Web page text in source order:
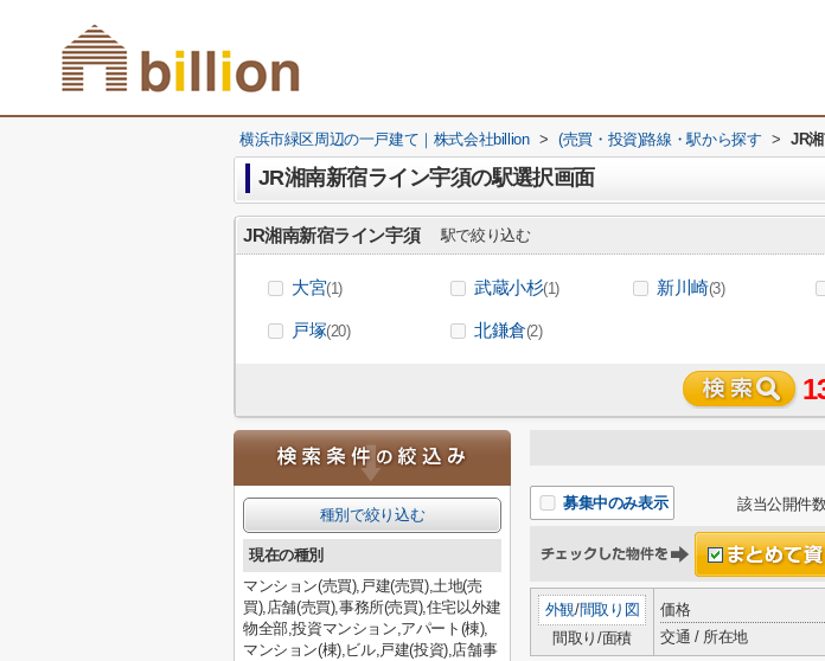
横浜市緑区周辺の一戸建て｜株式会社billion > (売買・投資)路線・駅から探す > JR
JR湘南新宿ライン宇須の駅選択画面
JR湘南新宿ライン宇須 駅で絞り込む
大宮(1) 武蔵小杉(1) 新川崎(3)
戸塚(20) 北鎌倉(2)
募集中のみ表示 該当公開件
外観/間取り図
間取り/面積
価格
交通 / 所在地
種別で絞り込む
現在の種別
マンション(売買),戸建(売買),土地(売
買),店舗(売買),事務所(売買),住宅以外建
物全部,投資マンション,アパート(棟),
マンション(棟),ビル,戸建(投資),店舗事